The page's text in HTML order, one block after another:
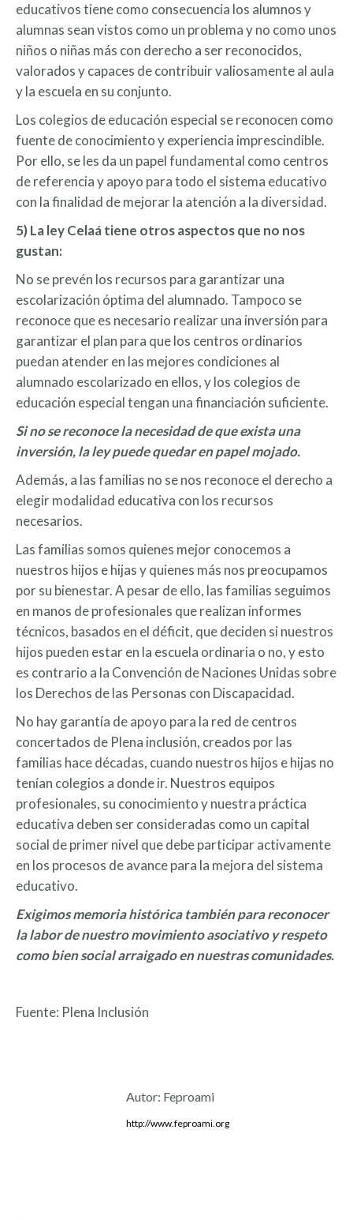
educativos tiene como consecuencia los alumnos y
alumnas sean vistos como un problema y no como unos
niños o niñas más con derecho a ser reconocidos,
valorados y capaces de contribuir valiosamente al aula
y la escuela en su conjunto.
Los colegios de educación especial se reconocen como
fuente de conocimiento y experiencia imprescindible.
Por ello, se les da un papel fundamental como centros
de referencia y apoyo para todo el sistema educativo
con la finalidad de mejorar la atención a la diversidad.
5) La ley Celaá tiene otros aspectos que no nos
gustan:
No se prevén los recursos para garantizar una
escolarización óptima del alumnado. Tampoco se
reconoce que es necesario realizar una inversión para
garantizar el plan para que los centros ordinarios
puedan atender en las mejores condiciones al
alumnado escolarizado en ellos, y los colegios de
educación especial tengan una financiación suficiente.
Si no se reconoce la necesidad de que exista una
inversión, la ley puede quedar en papel mojado.
Además, a las familias no se nos reconoce el derecho a
elegir modalidad educativa con los recursos
necesarios.
Las familias somos quienes mejor conocemos a
nuestros hijos e hijas y quienes más nos preocupamos
por su bienestar. A pesar de ello, las familias seguimos
en manos de profesionales que realizan informes
técnicos, basados en el déficit, que deciden si nuestros
hijos pueden estar en la escuela ordinaria o no, y esto
es contrario a la Convención de Naciones Unidas sobre
los Derechos de las Personas con Discapacidad.
No hay garantía de apoyo para la red de centros
concertados de Plena inclusión, creados por las
familias hace décadas, cuando nuestros hijos e hijas no
tenían colegios a donde ir. Nuestros equipos
profesionales, su conocimiento y nuestra práctica
educativa deben ser consideradas como un capital
social de primer nivel que debe participar activamente
en los procesos de avance para la mejora del sistema
educativo.
Exigimos memoria histórica también para reconocer
la labor de nuestro movimiento asociativo y respeto
como bien social arraigado en nuestras comunidades.
Fuente: Plena Inclusión
Autor: Feproami
http://www.feproami.org